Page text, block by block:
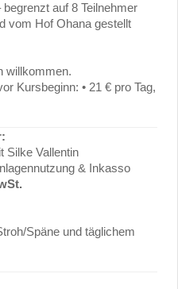
begrenzt auf 8 Teilnehmer
vom Hof Ohana gestellt
willkommen.
Kursbeginn: • 21 € pro Tag,
Silke Vallentin
& Inkasso
Späne und täglichem